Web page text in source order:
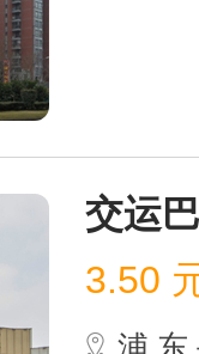
交运
3.50
浦 东